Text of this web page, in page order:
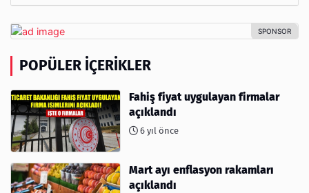
POPÜLER İÇERIKLER
Fahiş fiyat uygulayan firmalar
açıklandı
6 yıl önce
Mart ayı enflasyon rakamları
açıklandı